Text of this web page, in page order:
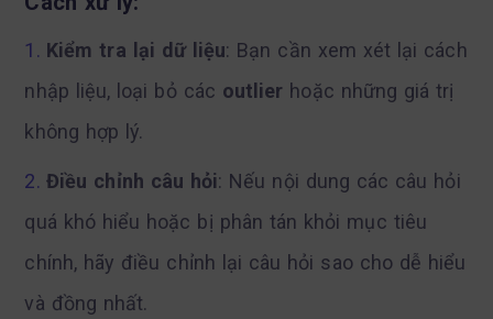
Kiểm tra lại dữ liệu: Bạn cần xem xét lại cách
nhập liệu, loại bỏ các outlier hoặc những giá trị
không hợp lý.
Điều chỉnh câu hỏi: Nếu nội dung các câu hỏi
quá khó hiểu hoặc bị phân tán khỏi mục tiêu
chính, hãy điều chỉnh lại câu hỏi sao cho dễ hiểu
và đồng nhất.